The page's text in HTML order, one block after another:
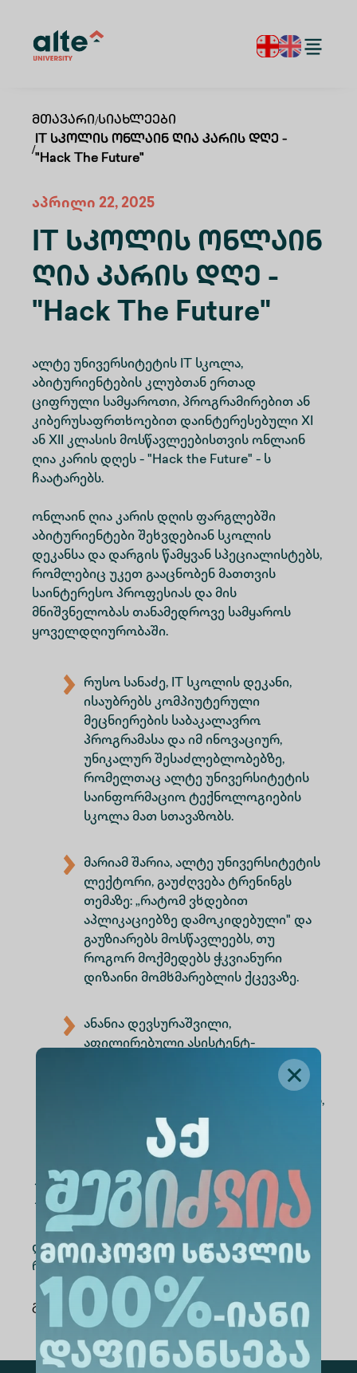
Მთავარი/Სიახლეები
/
IT Სკოლის Ონლაინ Ღია Კარის Დღე -
"Hack The Future"
აპრილი 22, 2025
IT Სკოლის Ონლაინ
Ღია Კარის Დღე -
"Hack The Future"
ალტე უნივერსიტეტის IT სკოლა,
აბიტურიენტების კლუბთან ერთად
ციფრული სამყაროთი, პროგრამირებით ან
კიბერუსაფრთხოებით დაინტერესებული XI
ან XII კლასის მოსწავლეებისთვის ონლაინ
ღია კარის დღეს - "Hack the Future" - ს
ჩაატარებს.
ონლაინ ღია კარის დღის ფარგლებში
აბიტურიენტები შეხვდებიან სკოლის
დეკანსა და დარგის წამყვან სპეციალისტებს,
რომლებიც უკეთ გააცნობენ მათთვის
საინტერესო პროფესიას და მის
მნიშვნელობას თანამედროვე სამყაროს
ყოველდღიურობაში.
რუსო სანაძე, IT სკოლის დეკანი,
ისაუბრებს კომპიუტერული
მეცნიერების საბაკალავრო
პროგრამასა და იმ ინოვაციურ,
უნიკალურ შესაძლებლობებზე,
რომელთაც ალტე უნივერსიტეტის
საინფორმაციო ტექნოლოგიების
სკოლა მათ სთავაზობს.
მარიამ შარია, ალტე უნივერსიტეტის
ლექტორი, გაუძღვება ტრენინგს
თემაზე: „რატომ ვხდებით
აპლიკაციებზე დამოკიდებული" და
გაუზიარებს მოსწავლეებს, თუ
როგორ მოქმედებს ჭკვიანური
დიზაინი მომხმარებლის ქცევაზე.
ანანია დევსურაშვილი,
აფილირებული ასისტენტ-
მართვის საფუძვლებს და იმ უნარებს,
რომლებიც აუცილებელია
თანამედროვე ციფრულ სამყაროში.
შეხვედრის თარიღი
: 29 აპრილი, 14:00
შეხვედრა გაიმართება Zoom პლატფორმაზე
დასასწრებად საჭიროა წინასწარი
რეგისტრაცია -https://shorturl.at/KDan9
გაზიარება: